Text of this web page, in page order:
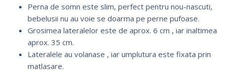
Perna de somn este slim, perfect pentru nou-nascuti,
bebelusii nu au voie se doarma pe perne pufoase.
Grosimea lateralelor este de aprox. 6 cm , iar inaltimea
aprox. 35 cm.
Lateralele au volanase , iar umplutura este fixata prin
matlasare.